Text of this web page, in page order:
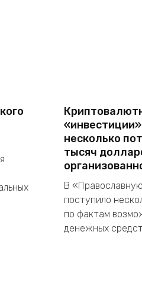
несколько
тысяч
В
поступило
по фактам
денежных